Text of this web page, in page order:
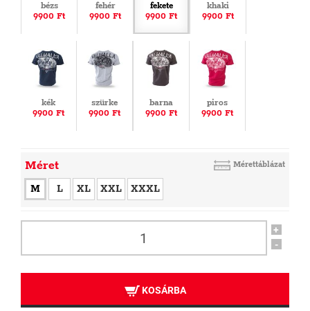
bézs
9900 Ft
fehér
9900 Ft
fekete
9900 Ft
khaki
9900 Ft
kék
9900 Ft
szürke
9900 Ft
barna
9900 Ft
piros
9900 Ft
Méret Mérettáblázat
M L XL XXL XXXL
+
-
KOSÁRBA